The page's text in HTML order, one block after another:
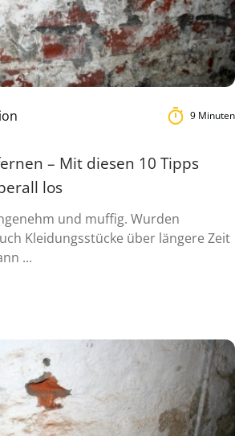
9 Minuten
– Mit diesen 10 Tipps
los
und muffig. Wurden
Kleidungsstücke über längere Zeit
...